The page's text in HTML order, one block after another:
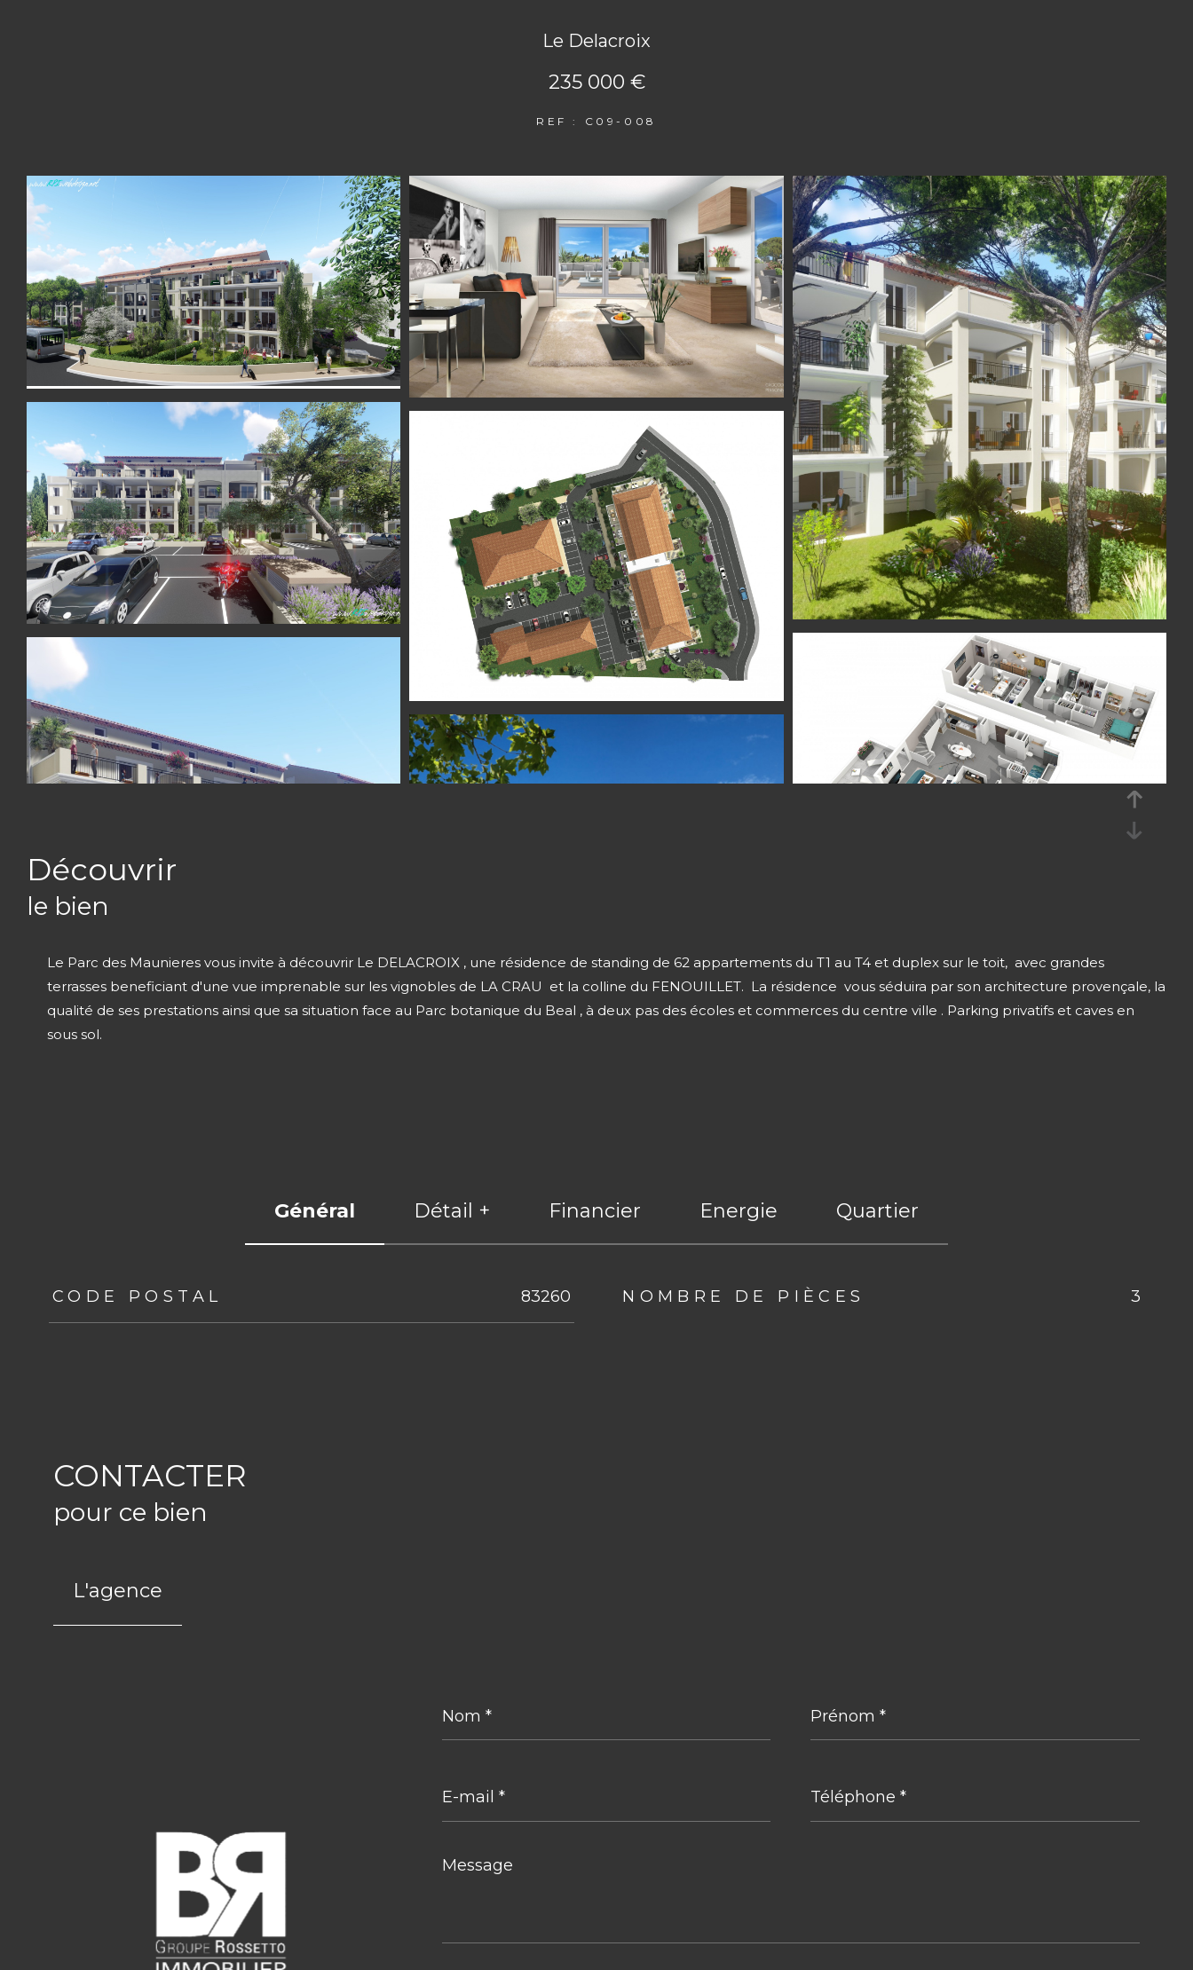
Le Delacroix
235 000 €
REF : C09-008
découvrir
le bien
Le Parc des Maunieres vous invite à découvrir Le DELACROIX , une résidence de standing de 62 appartements du T1 au T4 et duplex sur le toit, avec grandes
terrasses beneficiant d'une vue imprenable sur les vignobles de LA CRAU et la colline du FENOUILLET. La résidence vous séduira par son architecture provençale, la
qualité de ses prestations ainsi que sa situation face au Parc botanique du Beal , à deux pas des écoles et commerces du centre ville . Parking privatifs et caves en
sous sol.
Général Détail + Financier Energie Quartier
TRAD_ZEPHYR_Caracteristique
CODE POSTAL 83260 NOMBRE DE PIÈCES 3
CONTACTER
pour ce bien
L'agence
* *
mail
*
*
Message
*